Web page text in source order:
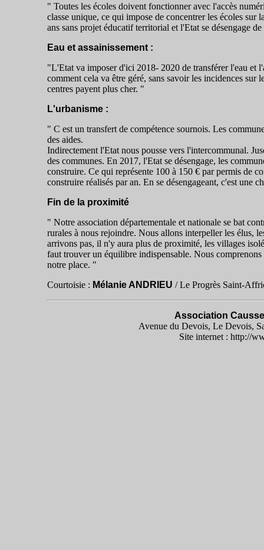
" Toutes les écoles doivent fonctionner avec l'accès
classe unique, ce qui impose de concentrer les écoles
ans sans projet éducatif territorial et l'Etat se désengage
Eau et assainissement :
"L'Etat va imposer d'ici 2018- 2020 de transférer l'eau et
comment cela va être géré, sans savoir les incidences
centres payent plus cher. "
L'urbanisme :
" C est un transfert de compétence sournois. Les
des aides.
Indirectement l'Etat nous pousse vers l'intercommunal.
des communes. En 2017, l'Etat se désengage, les
construire. Ce qui représente 100 à 150 € par permis de
construire réalisés par an. En se désengageant, c'est une
Fin de la proximité
" Notre association départementale et nationale se bat
rurales à nous rejoindre. Nous allons interpeller les élus,
arrivons pas, il n'y aura plus de proximité, les villages
faut trouver un équilibre indispensable. Nous
notre place. "
Courtoisie : Mélanie ANDRIEU / Le Progrès Saint-
Association
Avenue du Devois, Le Devois,
Site internet : http://